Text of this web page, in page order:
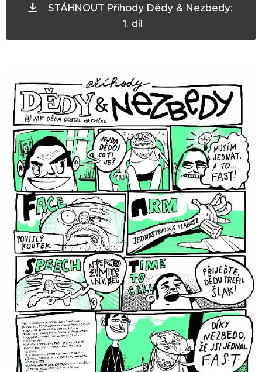
STÁHNOUT Příhody Dědy & Nezbedy:
1. díl